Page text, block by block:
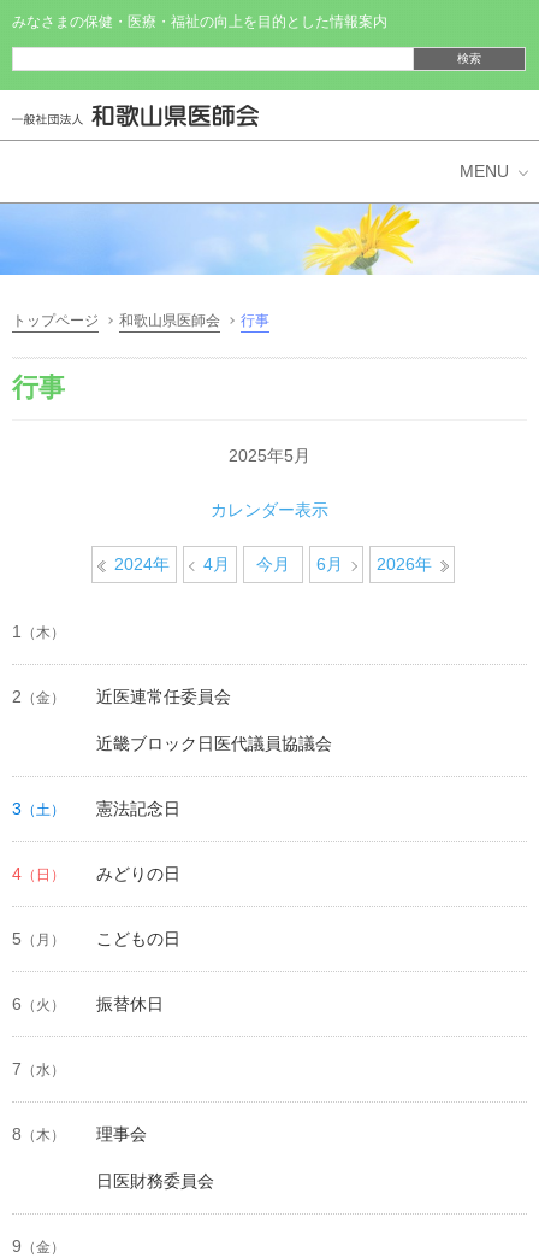
みなさまの保健・医療・福祉の向上を目的とした情報案内
和歌山県医師会
トップページ 和歌山県医師会 行事
行事
2025年5月
カレンダー表示
2024年 4月 今月 6月 2026年
1 （木）
2 （金） 近医連常任委員会
近畿ブロック日医代議員協議会
3 （土） 憲法記念日
4 （日） みどりの日
5 （月） こどもの日
6 （火） 振替休日
7 （水）
8 （木） 理事会
日医財務委員会
9 （金）